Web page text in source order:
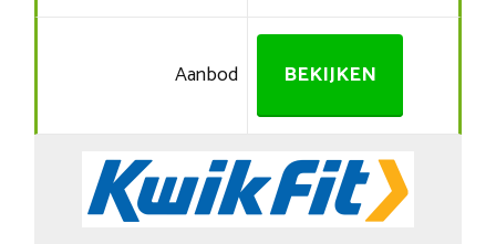
Aanbod BEKIJKEN